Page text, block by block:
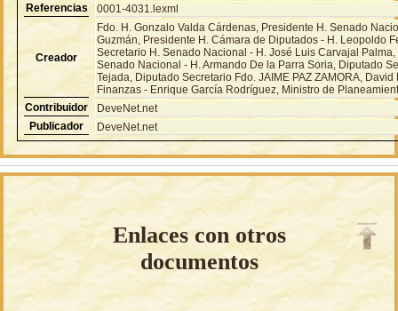
Referencias
0001-4031.lexml
Creador
Fdo. H. Gonzalo Valda Cárdenas, Presidente H. Senado
Guzmán, Presidente H. Cámara de Diputados - H. Leopoldo
Secretario H. Senado Nacional - H. José Luis Carvajal
Senado Nacional - H. Armando De la Parra Soria, Diputado
Tejada, Diputado Secretario Fdo. JAIME PAZ ZAMORA,
Finanzas - Enrique García Rodríguez, Ministro de
Contribuidor
DeveNet.net
Publicador
DeveNet.net
Enlaces con otros
documentos